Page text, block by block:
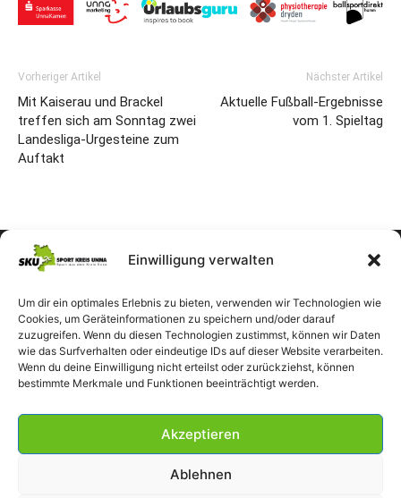
Einwilligung verwalten
Um dir ein optimales Erlebnis zu bieten, verwenden wir Technologien wie
Cookies, um Geräteinformationen zu speichern und/oder darauf
zuzugreifen. Wenn du diesen Technologien zustimmst, können wir Daten
wie das Surfverhalten oder eindeutige IDs auf dieser Website verarbeiten.
Wenn du deine Einwilligung nicht erteilst oder zurückziehst, können
bestimmte Merkmale und Funktionen beeinträchtigt werden.
Akzeptieren
Ablehnen
Vorheriger Artikel
Mit Kaiserau und Brackel
treffen sich am Sonntag zwei
Landesliga-Urgesteine zum
Auftakt
Nächster Artikel
Aktuelle Fußball-Ergebnisse
vom 1. Spieltag